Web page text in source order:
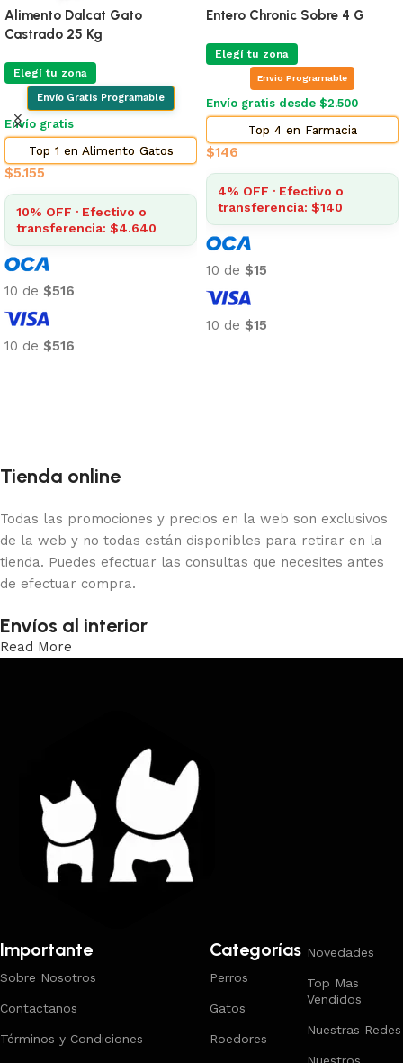
Alimento Dalcat Gato
Castrado 25 Kg
Elegí tu zona
Envío Gratis Programable
Envío gratis
Top 1 en Alimento Gatos
$5.155
10% OFF · Efectivo o
transferencia: $4.640
10 de $516
10 de $516
Entero Chronic Sobre 4 G
Elegí tu zona
Envio Programable
Envío gratis desde $2.500
Top 4 en Farmacia
$146
4% OFF · Efectivo o
transferencia: $140
10 de $15
10 de $15
Tienda online
Todas las promociones y precios en la web son exclusivos
de la web y no todas están disponibles para retirar en la
tienda. Puedes efectuar las consultas que necesites antes
de efectuar compra.
Envíos al interior
Read More
Importante
Sobre Nosotros
Contactanos
Términos y Condiciones
Categorías
Perros
Gatos
Roedores
Novedades
Top Mas
Vendidos
Nuestras Redes